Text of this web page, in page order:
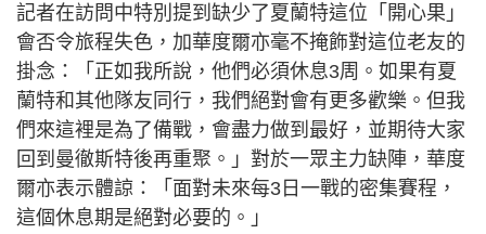
記者在訪問中特別提到缺少了夏蘭特這位「開心果」
會否令旅程失色，加華度爾亦毫不掩飾對這位老友的
掛念：「正如我所說，他們必須休息3周。如果有夏
蘭特和其他隊友同行，我們絕對會有更多歡樂。但我
們來這裡是為了備戰，會盡力做到最好，並期待大家
回到曼徹斯特後再重聚。」對於一眾主力缺陣，華度
爾亦表示體諒：「面對未來每3日一戰的密集賽程，
這個休息期是絕對必要的。」